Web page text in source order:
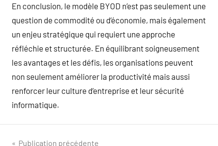
En conclusion, le modèle BYOD n’est pas seulement une
question de commodité ou d’économie, mais également
un enjeu stratégique qui requiert une approche
réfléchie et structurée. En équilibrant soigneusement
les avantages et les défis, les organisations peuvent
non seulement améliorer la productivité mais aussi
renforcer leur culture d’entreprise et leur sécurité
informatique.
Publication précédente